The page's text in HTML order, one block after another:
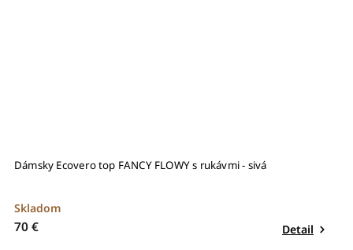
Dámsky Ecovero top FANCY FLOWY s rukávmi - sivá
Skladom
70 € Detail